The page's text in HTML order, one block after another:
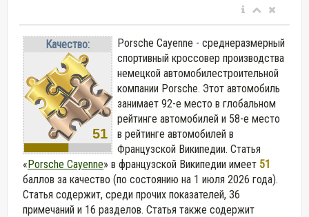
Качество:
51
Porsche Cayenne - среднеразмерный
спортивный кроссовер производства
немецкой автомобилестроительной
компании Porsche. Этот автомобиль
занимает 92-е место в глобальном
рейтинге автомобилей и 58-е место
в рейтинге автомобилей в
Французской Википедии. Статья
«Porsche Cayenne» в французской Википедии имеет 51
баллов за качество (по состоянию на 1 июля 2026 года).
Статья содержит, среди прочих показателей, 36
примечаний и 16 разделов. Статья также содержит